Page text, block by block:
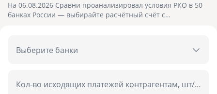
На 06.08.2026 Сравни проанализировал условия РКО в 50
банках России — выбирайте расчётный счёт с
Выберите банки
Кол-во исходящих платежей контрагентам, шт/мес